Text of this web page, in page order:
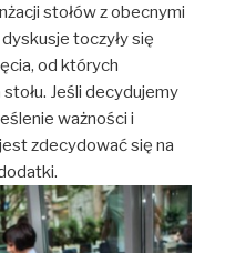
stołów z obecnymi
toczyły się
od których
Jeśli decydujemy
ważności i
zdecydować się na